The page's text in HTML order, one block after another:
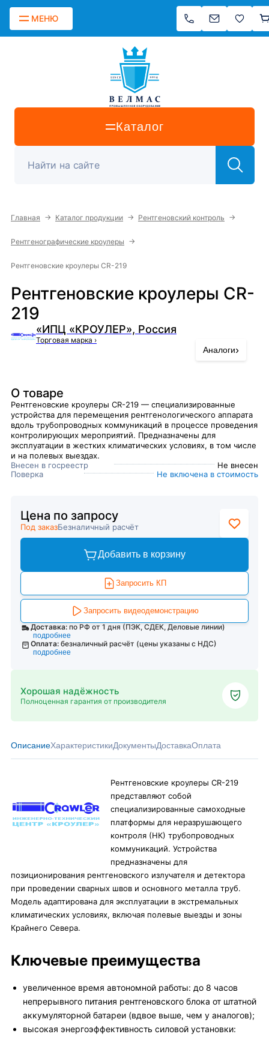
МЕНЮ
Каталог
Главная → Каталог продукции → Рентгеновский контроль →
Рентгенографические кроулеры →
Рентгеновские кроулеры CR-219
Рентгеновские кроулеры CR-
219
«ИПЦ «КРОУЛЕР», Россия
Торговая марка ›
Аналоги›
О товаре
Рентгеновские кроулеры CR-219 — специализированные
устройства для перемещения рентгенологического аппарата
вдоль трубопроводных коммуникаций в процессе проведения
контролирующих мероприятий. Предназначены для
эксплуатации в жестких климатических условиях, в том числе
и на полевых выездах.
Внесен в госреестр
Не внесен
Поверка
Не включена в стоимость
Цена по запросу
Под заказБезналичный расчёт
Добавить в корзину
Запросить КП
Запросить видеодемонстрацию
Доставка: по РФ от 1 дня (ПЭК, СДЕК, Деловые линии)
подробнее
Оплата: безналичный расчёт (цены указаны с НДС)
подробнее
Хорошая надёжность
Полноценная гарантия от производителя
ОписаниеХарактеристикиДокументыДоставкаОплата
Рентгеновские кроулеры CR-219
представляют собой
специализированные самоходные
платформы для неразрушающего
контроля (НК) трубопроводных
коммуникаций. Устройства
предназначены для
позиционирования рентгеновского излучателя и детектора
при проведении сварных швов и основного металла труб.
Модель адаптирована для эксплуатации в экстремальных
климатических условиях, включая полевые выезды и зоны
Крайнего Севера.
Ключевые преимущества
увеличенное время автономной работы: до 8 часов
непрерывного питания рентгеновского блока от штатной
аккумуляторной батареи (вдвое выше, чем у аналогов);
высокая энергоэффективность силовой установки: